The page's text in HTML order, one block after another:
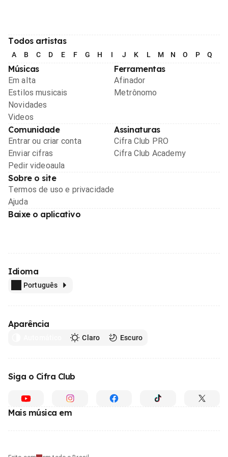
Todos artistas
A B C D E F G H I J K L M N O P Q
Músicas
Em alta
Estilos musicais
Novidades
Videos
Ferramentas
Afinador
Metrônomo
Comunidade
Entrar ou criar conta
Enviar cifras
Pedir videoaula
Assinaturas
Cifra Club PRO
Cifra Club Academy
Sobre o site
Termos de uso e privacidade
Ajuda
Baixe o aplicativo
Idioma
Português
Aparência
Claro Escuro
Siga o Cifra Club
Mais música em